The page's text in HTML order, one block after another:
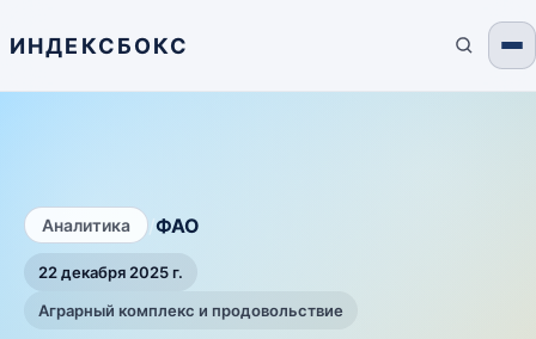
ИНДЕКСБОКС
Аналитика ФАО
22 декабря 2025 г.
Аграрный комплекс и продовольствие